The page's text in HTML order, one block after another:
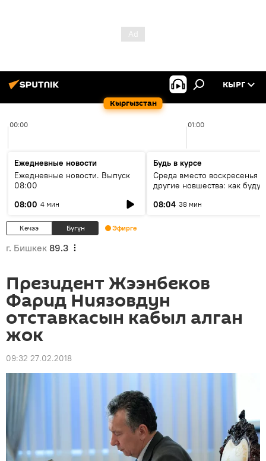
Кыргызстан
КЫРГ
00:00 01:00
Ежедневные новости
Ежедневные новости. Выпуск
08:00
08:00 4 мин
Будь в курсе
Среда вместо воскресенья и
другие новшества: как будут
08:04 38 мин
Кечээ Бүгүн Эфирге
г. Бишкек 89.3
Президент Жээнбеков
Фарид Ниязовдун
отставкасын кабыл алган
жок
09:32 27.02.2018